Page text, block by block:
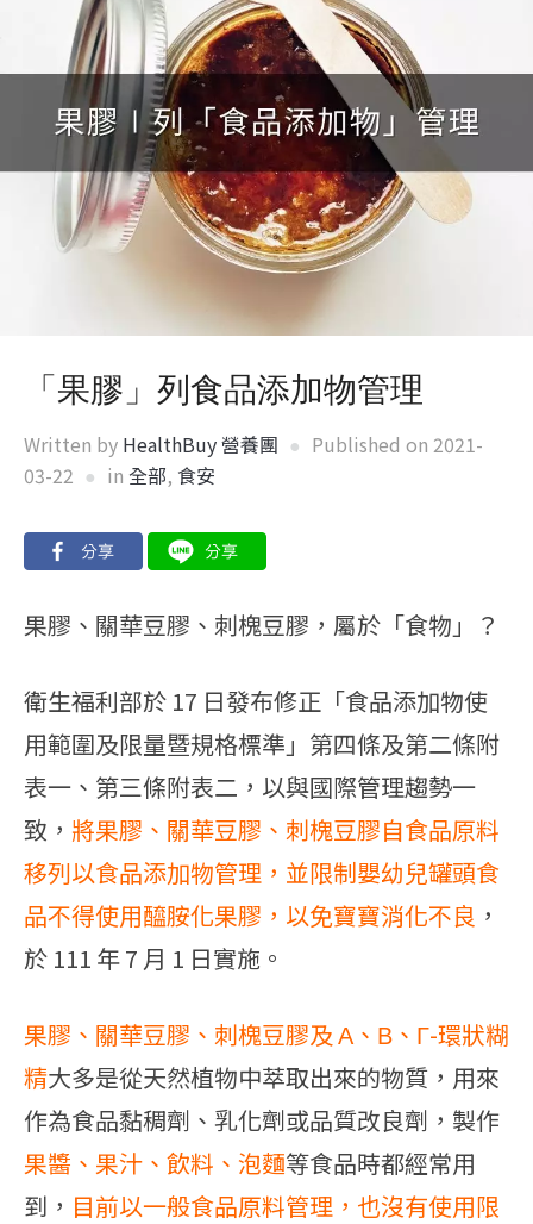
「果膠」列食品添加物管理
Written by HealthBuy 營養團 Published on 2021-
03-22
in 全部, 食安
果膠、關華豆膠、刺槐豆膠，屬於「食物」？
衛生福利部於 17 日發布修正「食品添加物使
用範圍及限量暨規格標準」第四條及第二條附
表一、第三條附表二，以與國際管理趨勢一
致， 將果膠、關華豆膠、刺槐豆膠自食品原料
移列以食品添加物管理，並限制嬰幼兒罐頭食
品不得使用醯胺化果膠，以免寶寶消化不良 ，
於 111 年 7 月 1 日實施。
果膠、關華豆膠、刺槐豆膠及 Α、Β、Γ-環狀糊
精大多是從天然植物中萃取出來的物質，用來
作為食品黏稠劑、乳化劑或品質改良劑，製作
果醬、果汁、飲料、泡麵等食品時都經常用
到， 目前以一般食品原料管理，也沒有使用限